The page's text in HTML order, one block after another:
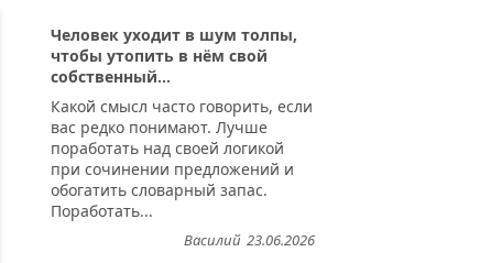
Человек уходит в шум толпы,
чтобы утопить в нём свой
собственный...
Какой смысл часто говорить, если
вас редко понимают. Лучше
поработать над своей логикой
при сочинении предложений и
обогатить словарный запас.
Поработать...
23.06.2026
Василий